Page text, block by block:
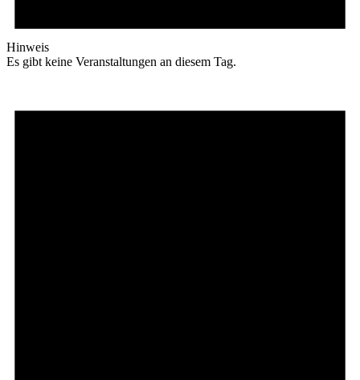
Hinweis
Es gibt keine Veranstaltungen an diesem Tag.